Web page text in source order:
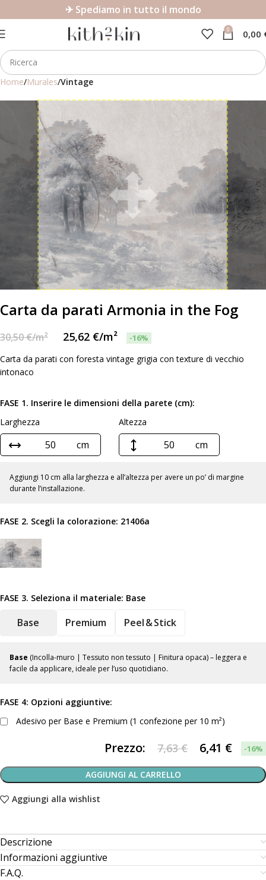
✈ Spediamo in tutto il mondo
0 0,00
Home Murales Vintage
Carta da parati Armonia in the Fog
30,50€/m² 25,62 €/m² -16%
Carta da parati con foresta vintage grigia con texture di vecchio
intonaco
FASE 1. Inserire le dimensioni della parete (cm):
Larghezza
cm
Altezza
cm
Aggiungi 10 cm alla larghezza e all’altezza per avere un po’ di margine
durante l’installazione.
FASE 2. Scegli la colorazione: 21406a
FASE 3. Seleziona il materiale: Base
Base Premium Peel & Stick
Base (Incolla-muro | Tessuto non tessuto | Finitura opaca) – leggera e
facile da applicare, ideale per l’uso quotidiano.
FASE 4: Opzioni aggiuntive:
Adesivo per Base e Premium (1 confezione per 10 m²)
Prezzo: 7,63 € 6,41 € -16%
AGGIUNGI AL CARRELLO
Aggiungi alla wishlist
Descrizione
Informazioni aggiuntive
F.A.Q.